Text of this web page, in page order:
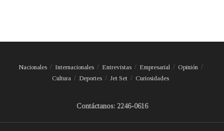
Nacionales Internacionales Entrevistas Empresarial
Opinión
Cultura
Deportes Jet Set Curiosidades
Contáctanos: 2246-0616